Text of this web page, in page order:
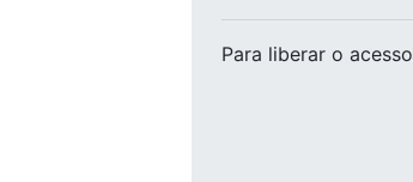
Para liberar o acesso